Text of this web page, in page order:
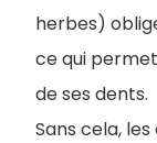
herbes)
ce qui
de ses dents.
Sans cela,